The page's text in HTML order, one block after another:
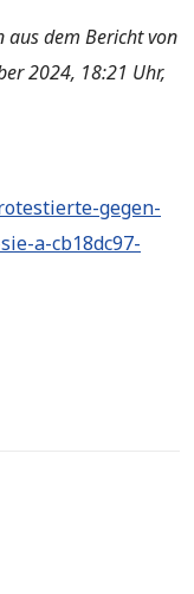
dem Bericht von
2024, 18:21 Uhr,
gegen-
a-cb18dc97-